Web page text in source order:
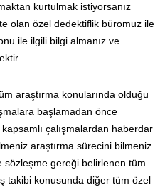
kurtulmak istiyorsanız
olan özel dedektiflik büromuz ile
ile ilgili bilgi almanız ve
araştırma konularında olduğu
başlamadan önce
çalışmalardan haberdar
araştırma sürecini bilmeniz
sözleşme gereği belirlenen tüm
takibi konusunda diğer tüm özel